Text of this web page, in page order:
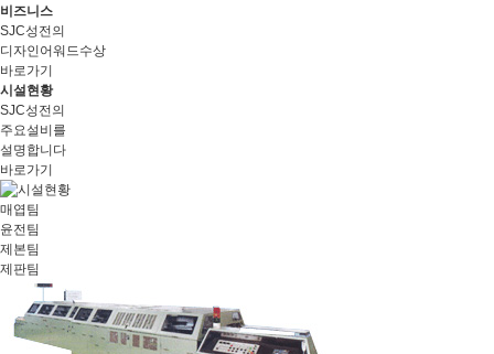
비즈니스
SJC성전의
디자인어워드수상
바로가기
시설현황
SJC성전의
주요설비를
설명합니다
바로가기
매엽팀
윤전팀
제본팀
제판팀